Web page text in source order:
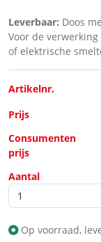
Leverbaar: Doos
Voor de
of elektrische
Artikelnr.
Prijs
Consumenten
prijs
Aantal
Op voorraad,